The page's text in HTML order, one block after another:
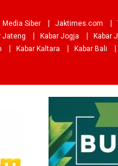
Media Siber Jaktimes.com
Jateng Kabar Jogja Kabar
Kabar Kaltara Kabar Bali